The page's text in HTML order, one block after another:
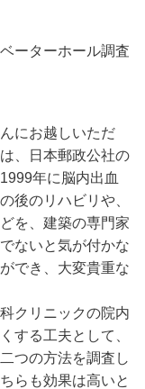
ーターホール調査
にお越しいただ
、日本郵政公社の
年に脳内出血
後のリハビリや、
を、建築の専門家
ないと気が付かな
でき、大変貴重な
クリニックの院内
する工夫として、
つの方法を調査し
らも効果は高いと